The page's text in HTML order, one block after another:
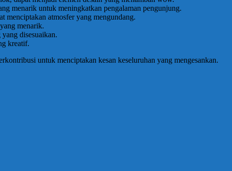
menarik untuk meningkatkan pengalaman pengunjung.
menciptakan atmosfer yang mengundang.
menarik.
yang disesuaikan.
kreatif.
untuk menciptakan kesan keseluruhan yang mengesankan.